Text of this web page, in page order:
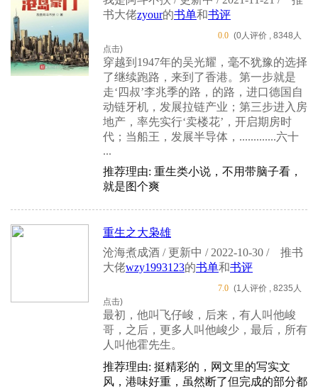
书大佬zyour的书单和书评
0.0 (0人评价 , 8348人
点击)
穿越到1947年的吴光耀，毫不犹豫的选择
了继续跑路，来到了香港。第一步就是
走‘四叔’李兆季的路，的路，进口德国自
动链牙机，发展拉链产业；第三步进入房
地产，率先实行‘卖楼花’，开启期房时
代；当船王，发展半导体，.............六十
...
推荐理由: 重生类小说，不用带脑子看，
就是图个爽
重生之大枭雄
沧海煮成酒 / 更新中 / 2022-10-30 /
推书
大佬wzy1993123的书单和书评
7.0 (1人评价 , 8235人
点击)
最初，他叫飞仔峻，后来，有人叫他峻
哥，之后，更多人叫他峻少，最后，所有
人叫他霍先生。
推荐理由: 挺精彩的，网文里的写实文
风，港味好重，虽然断了但完成的部分都